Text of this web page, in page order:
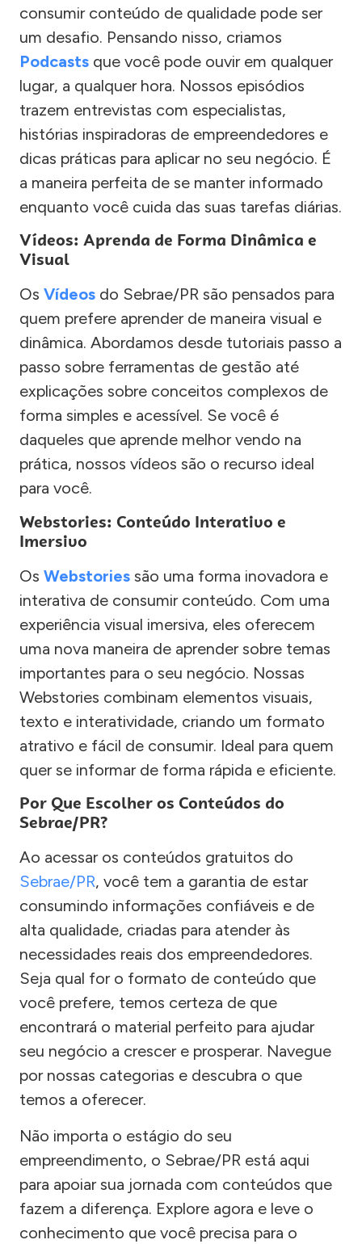
consumir conteúdo de qualidade pode ser
um desafio. Pensando nisso, criamos
Podcasts que você pode ouvir em qualquer
lugar, a qualquer hora. Nossos episódios
trazem entrevistas com especialistas,
histórias inspiradoras de empreendedores e
dicas práticas para aplicar no seu negócio. É
a maneira perfeita de se manter informado
enquanto você cuida das suas tarefas diárias.
Vídeos: Aprenda de Forma Dinâmica e
Visual
Os Vídeos do Sebrae/PR são pensados para
quem prefere aprender de maneira visual e
dinâmica. Abordamos desde tutoriais passo a
passo sobre ferramentas de gestão até
explicações sobre conceitos complexos de
forma simples e acessível. Se você é
daqueles que aprende melhor vendo na
prática, nossos vídeos são o recurso ideal
para você.
Webstories: Conteúdo Interativo e
Imersivo
Os Webstories são uma forma inovadora e
interativa de consumir conteúdo. Com uma
experiência visual imersiva, eles oferecem
uma nova maneira de aprender sobre temas
importantes para o seu negócio. Nossas
Webstories combinam elementos visuais,
texto e interatividade, criando um formato
atrativo e fácil de consumir. Ideal para quem
quer se informar de forma rápida e eficiente.
Por Que Escolher os Conteúdos do
Sebrae/PR?
Ao acessar os conteúdos gratuitos do
Sebrae/PR, você tem a garantia de estar
consumindo informações confiáveis e de
alta qualidade, criadas para atender às
necessidades reais dos empreendedores.
Seja qual for o formato de conteúdo que
você prefere, temos certeza de que
encontrará o material perfeito para ajudar
seu negócio a crescer e prosperar. Navegue
por nossas categorias e descubra o que
temos a oferecer.
Não importa o estágio do seu
empreendimento, o Sebrae/PR está aqui
para apoiar sua jornada com conteúdos que
fazem a diferença. Explore agora e leve o
conhecimento que você precisa para o